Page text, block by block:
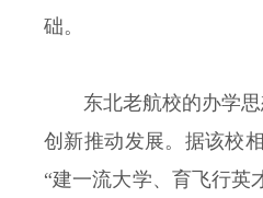
础。
东北老航校的办学
创新推动发展。据该校
“建一流大学、育飞行英